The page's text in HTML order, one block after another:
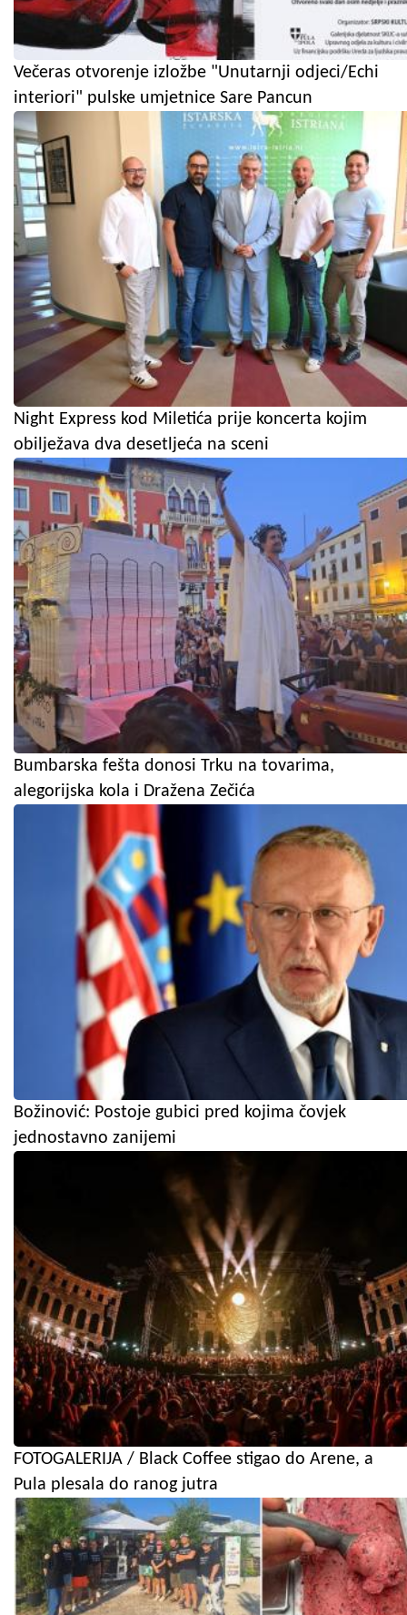
Večeras otvorenje izložbe "Unutarnji odjeci/Echi
interiori" pulske umjetnice Sare Pancun
Night Express kod Miletića prije koncerta kojim
obilježava dva desetljeća na sceni
Bumbarska fešta donosi Trku na tovarima,
alegorijska kola i Dražena Zečića
Božinović: Postoje gubici pred kojima čovjek
jednostavno zanijemi
FOTOGALERIJA / Black Coffee stigao do Arene, a
Pula plesala do ranog jutra